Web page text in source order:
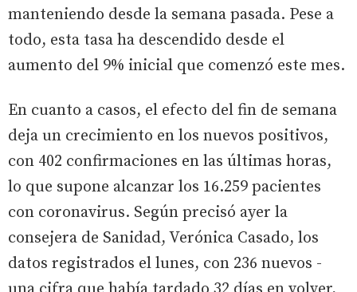
manteniendo desde la semana pasada. Pese a
todo, esta tasa ha descendido desde el
aumento del 9% inicial que comenzó este mes.
En cuanto a casos, el efecto del fin de semana
deja un crecimiento en los nuevos positivos,
con 402 confirmaciones en las últimas horas,
lo que supone alcanzar los 16.259 pacientes
con coronavirus. Según precisó ayer la
consejera de Sanidad, Verónica Casado, los
datos registrados el lunes, con 236 nuevos -